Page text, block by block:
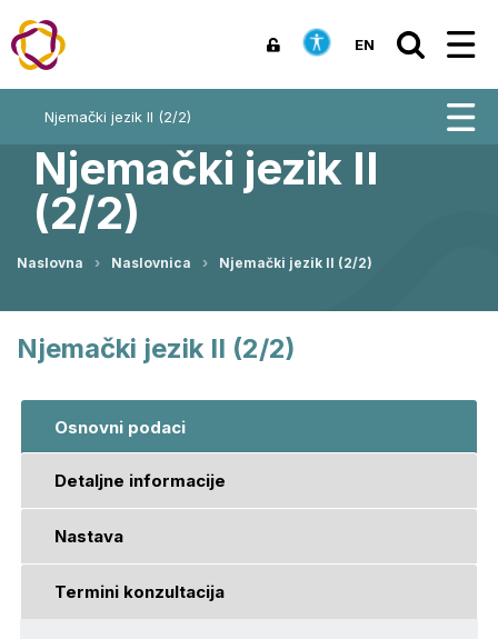
EN
Njemački jezik II (2/2)
Njemački jezik II
(2/2)
Naslovna Naslovnica Njemački jezik II (2/2)
Njemački jezik II (2/2)
Osnovni podaci
Detaljne informacije
Nastava
Termini konzultacija